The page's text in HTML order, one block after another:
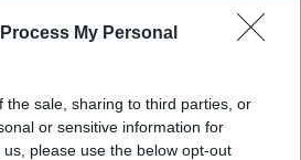
My Personal
the sale, sharing to third parties, or
or sensitive information for
please use the below opt-out
Vanessa Hand Orellana/CNET
6, 2026